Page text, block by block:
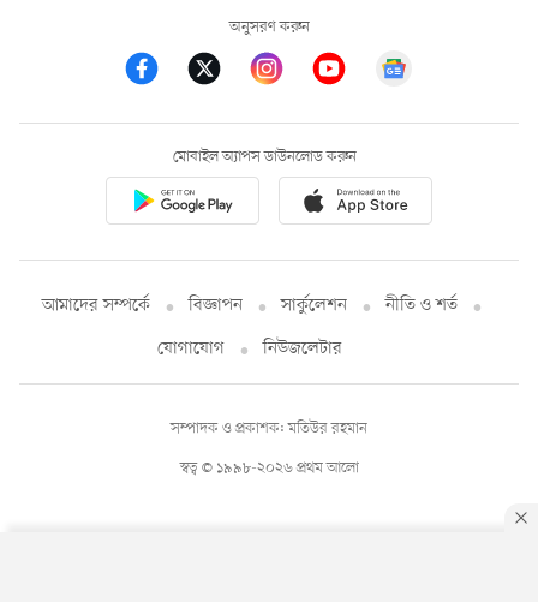
অনুসরণ করুন
মোবাইল অ্যাপস ডাউনলোড করুন
আমাদের সম্পর্কে বিজ্ঞাপন সার্কুলেশন
নীতি ও শর্ত
যোগাযোগ
নিউজলেটার
স্বত্ব © ১৯৯৮-২০২৬ প্রথম আলো
সম্পাদক ও প্রকাশক: মতিউর রহমান